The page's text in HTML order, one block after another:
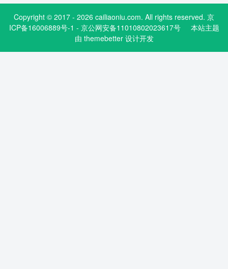
Copyright © 2017 - 2026 cailiaoniu.com. All rights reserved. 京
ICP备16006889号-1 - 京公网安备11010802023617号
本站主题
由 themebetter设计开发